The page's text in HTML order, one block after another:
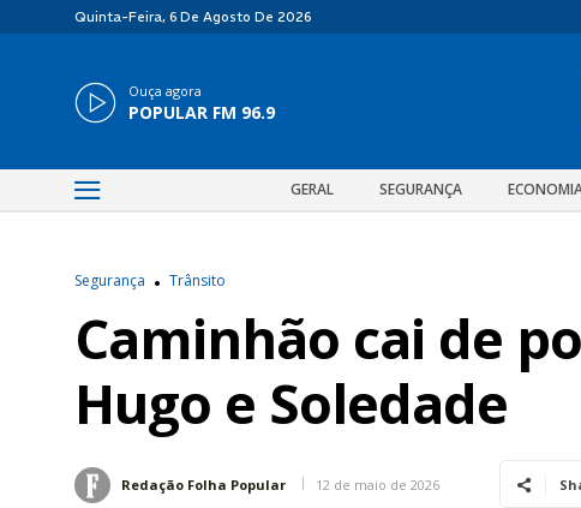
Quinta-Feira, 6 De Agosto De 2026
Ouça agora
POPULAR FM 96.9
GERAL SEGURANÇA
Segurança Trânsito
Caminhão cai de
Hugo e Soledade
Redação Folha Popular 12 de maio de 2026